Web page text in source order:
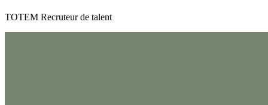
TOTEM Recruteur de talent